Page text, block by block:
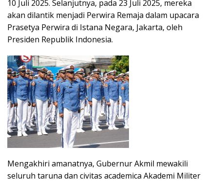
10 Juli 2025. Selanjutnya, pada 23 Juli 2025, mereka
akan dilantik menjadi Perwira Remaja dalam upacara
Prasetya Perwira di Istana Negara, Jakarta, oleh
Presiden Republik Indonesia.
Mengakhiri amanatnya, Gubernur Akmil mewakili
seluruh taruna dan civitas academica Akademi Militer